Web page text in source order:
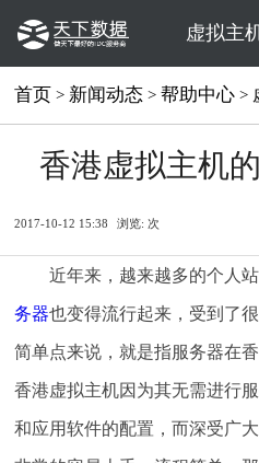
虚拟主
首页 > 新闻动态 >帮助中心 >
香港虚拟主机
2017-10-12 15:38 浏览: 次
近年来，越来越多的个人
务器也变得流行起来，受到了
简单点来说，就是指服务器在
香港虚拟主机因为其无需进行
和应用软件的配置，而深受广